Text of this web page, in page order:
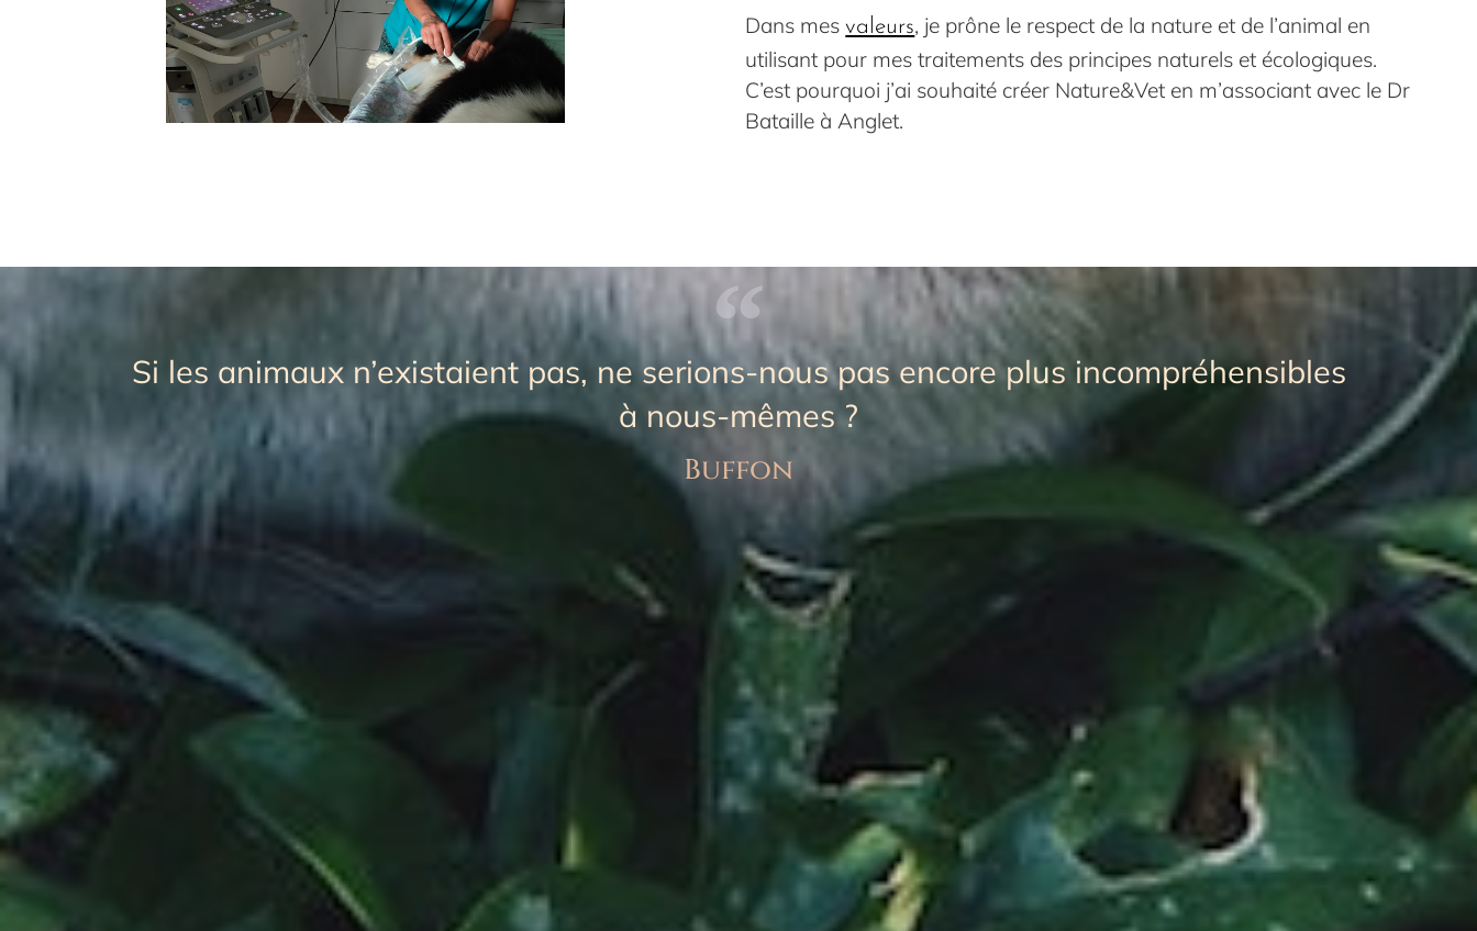
Dans mes valeurs, je prône le respect de la nature et de l’animal en
utilisant pour mes traitements des principes naturels et écologiques.
C’est pourquoi j’ai souhaité créer Nature&Vet en m’associant avec le Dr
Bataille à Anglet.
Si les animaux n’existaient pas, ne serions-nous pas encore plus incompréhensibles
à nous-mêmes ?
Buffon